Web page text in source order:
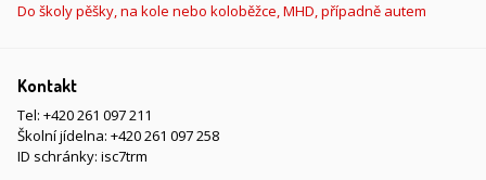
Do školy pěšky, na kole nebo koloběžce, MHD, případně autem
Kontakt
Tel: +420 261 097 211
Školní jídelna: +420 261 097 258
ID schránky: isc7trm